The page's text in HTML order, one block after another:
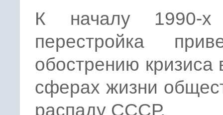
К началу 1990-х
перестройка
обострению кризиса
сферах жизни
распаду СССР.